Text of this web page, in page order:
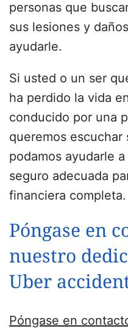
personas que
sus lesiones y
ayudarle.
Si usted o un ser
ha perdido la vida
conducido por una
queremos escuchar
podamos ayudarle
seguro adecuada
financiera completa.
Póngase en
nuestro
Uber
Póngase en